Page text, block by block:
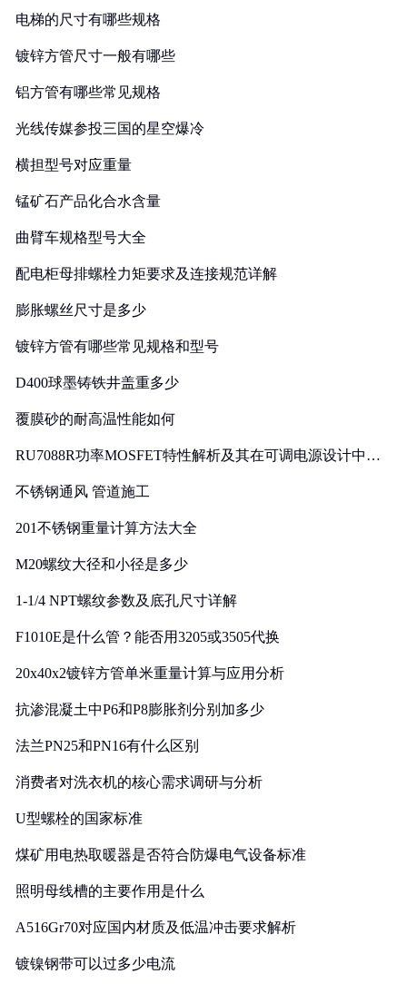
电梯的尺寸有哪些规格
镀锌方管尺寸一般有哪些
铝方管有哪些常见规格
光线传媒参投三国的星空爆冷
横担型号对应重量
锰矿石产品化合水含量
曲臂车规格型号大全
配电柜母排螺栓力矩要求及连接规范详解
膨胀螺丝尺寸是多少
镀锌方管有哪些常见规格和型号
D400球墨铸铁井盖重多少
覆膜砂的耐高温性能如何
RU7088R功率MOSFET特性解析及其在可调电源设计中的
不锈钢通风 管道施工
201不锈钢重量计算方法大全
M20螺纹大径和小径是多少
1-1/4 NPT螺纹参数及底孔尺寸详解
F1010E是什么管？能否用3205或3505代换
20x40x2镀锌方管单米重量计算与应用分析
抗渗混凝土中P6和P8膨胀剂分别加多少
法兰PN25和PN16有什么区别
消费者对洗衣机的核心需求调研与分析
U型螺栓的国家标准
煤矿用电热取暖器是否符合防爆电气设备标准
照明母线槽的主要作用是什么
A516Gr70对应国内材质及低温冲击要求解析
镀镍钢带可以过多少电流